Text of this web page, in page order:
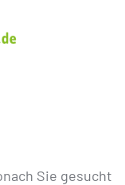
Sie gesucht